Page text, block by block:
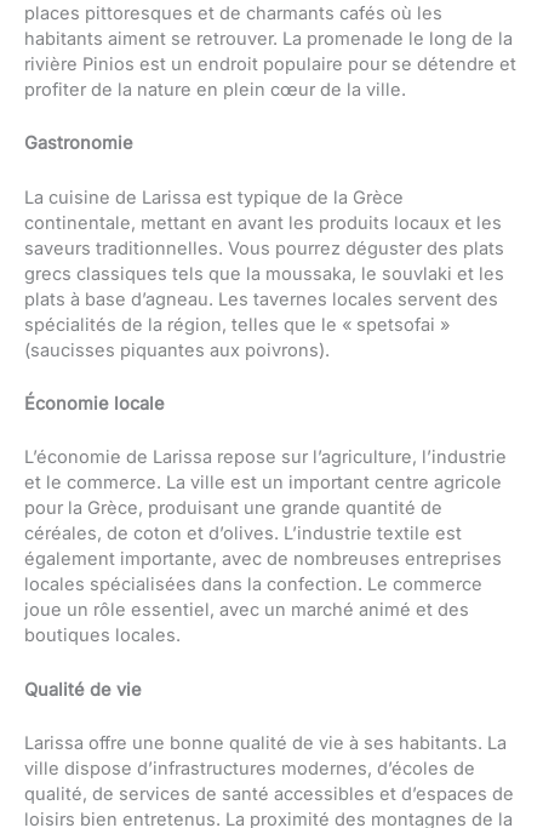
places pittoresques et de charmants cafés où les
habitants aiment se retrouver. La promenade le long de la
rivière Pinios est un endroit populaire pour se détendre et
profiter de la nature en plein cœur de la ville.
Gastronomie
La cuisine de Larissa est typique de la Grèce
continentale, mettant en avant les produits locaux et les
saveurs traditionnelles. Vous pourrez déguster des plats
grecs classiques tels que la moussaka, le souvlaki et les
plats à base d’agneau. Les tavernes locales servent des
spécialités de la région, telles que le « spetsofai »
(saucisses piquantes aux poivrons).
Économie locale
L’économie de Larissa repose sur l’agriculture, l’industrie
et le commerce. La ville est un important centre agricole
pour la Grèce, produisant une grande quantité de
céréales, de coton et d’olives. L’industrie textile est
également importante, avec de nombreuses entreprises
locales spécialisées dans la confection. Le commerce
joue un rôle essentiel, avec un marché animé et des
boutiques locales.
Qualité de vie
Larissa offre une bonne qualité de vie à ses habitants. La
ville dispose d’infrastructures modernes, d’écoles de
qualité, de services de santé accessibles et d’espaces de
loisirs bien entretenus. La proximité des montagnes de la